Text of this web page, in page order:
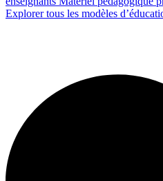
Explorer tous les modèles